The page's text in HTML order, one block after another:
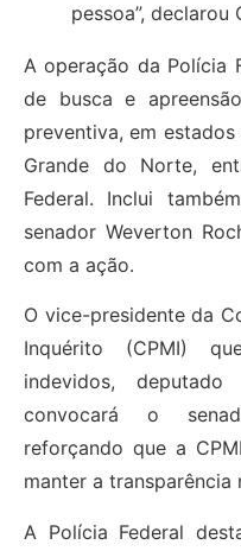
pessoa”, declarou
A operação da Polícia
de busca e
preventiva, em
Grande do Norte,
Federal. Inclui
senador Weverton
com a ação.
O vice-presidente da
Inquérito (CPMI)
indevidos,
convocará o
reforçando que a
manter a transparência
A Polícia Federal